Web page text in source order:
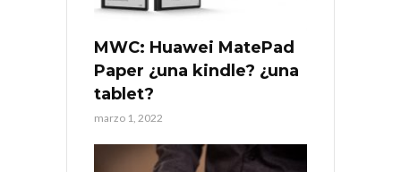
MWC: Huawei MatePad
Paper ¿una kindle? ¿una
tablet?
marzo 1, 2022